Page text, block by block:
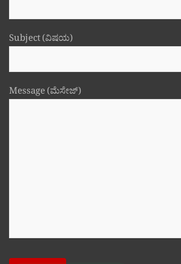
Subject (ವಿಷಯ)
Message (ಮೆಸೇಜ್)